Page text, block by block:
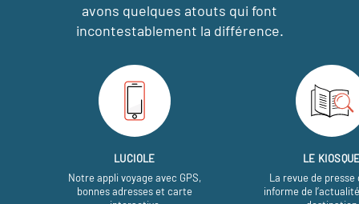
avons quelques atouts qui font
incontestablement la différence.
LUCIOLE
Notre appli voyage avec GPS,
bonnes adresses et carte
LE
La revue de presse
informe de